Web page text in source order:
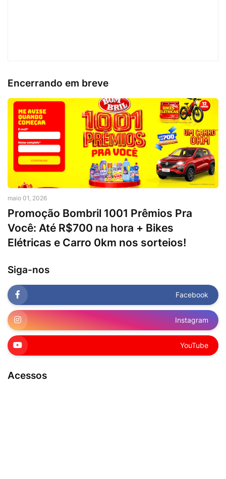
Encerrando em breve
maio 01, 2026
Promoção Bombril 1001 Prêmios Pra
Você: Até R$700 na hora + Bikes
Elétricas e Carro 0km nos sorteios!
Siga-nos
Facebook
Instagram
YouTube
Acessos